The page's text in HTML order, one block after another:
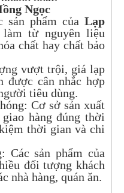
Ngọc
phẩm của Lạp
từ nguyên liệu
chất hay chất bảo
vượt trội, giá lạp
được cân nhắc hợp
tiêu dùng.
Cơ sở sản xuất
hàng đúng thời
thời gian và chi
Các sản phẩm của
đối tượng khách
nhà hàng, quán ăn.